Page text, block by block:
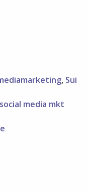
, Sui
social media mkt